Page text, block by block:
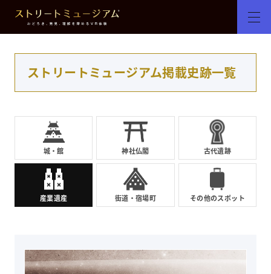
ストリートミュージアム掲載史跡一覧
城・館 神社仏閣 古代遺跡
産業遺産 街道・宿場町 その他のスポット